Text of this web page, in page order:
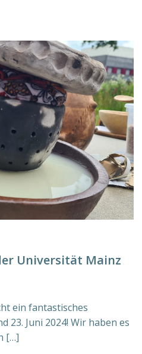
Universität Mainz
ein fantastisches
23. Juni 2024! Wir haben es
[…]